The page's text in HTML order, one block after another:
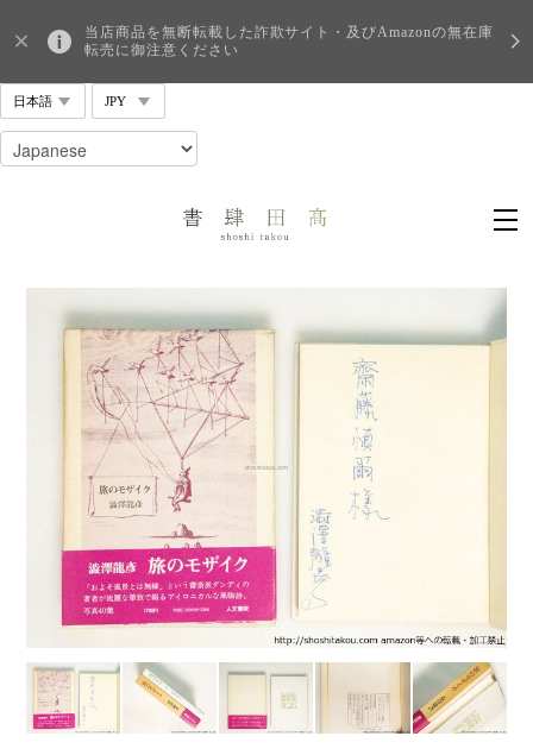
当店商品を無断転載した詐欺サイト・及びAmazonの無在庫
転売に御注意ください